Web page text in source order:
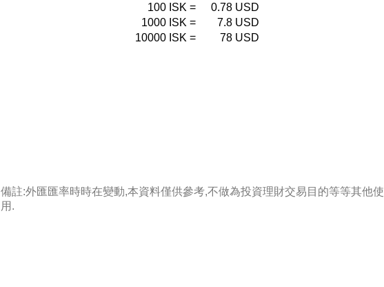
100 ISK = 0.78 USD
1000 ISK = 7.8 USD
10000 ISK = 78 USD
備註:外匯匯率時時在變動,本資料僅供參考,不做為投資理財交易目的等等其他使
用.